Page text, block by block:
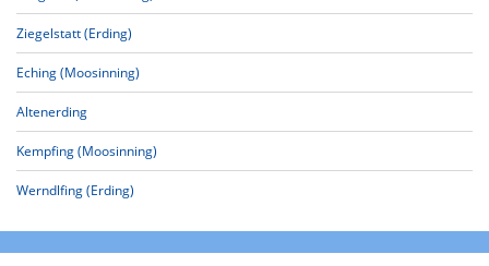
Ziegelstatt (Erding)
Eching (Moosinning)
Altenerding
Kempfing (Moosinning)
Werndlfing (Erding)